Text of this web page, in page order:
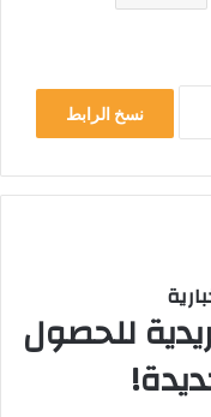
نسخ الرابط
للحصول